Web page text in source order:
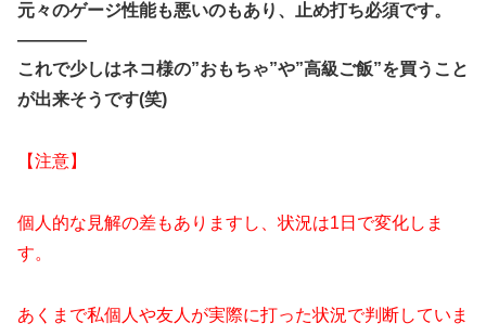
元々のゲージ性能も悪いのもあり、止め打ち必須です。
————
これで少しはネコ様の”おもちゃ”や”高級ご飯”を買うこと
が出来そうです(笑)
【注意】
個人的な見解の差もありますし、状況は1日で変化しま
す。
あくまで私個人や友人が実際に打った状況で判断していま